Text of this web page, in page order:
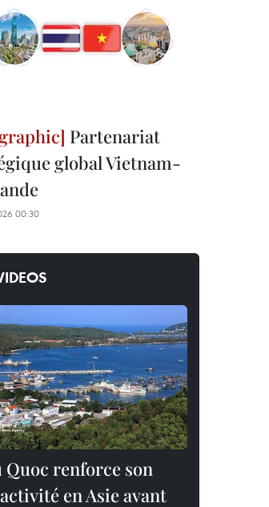
Partenariat
global Vietnam-
00:30
Quoc renforce son
en Asie avant